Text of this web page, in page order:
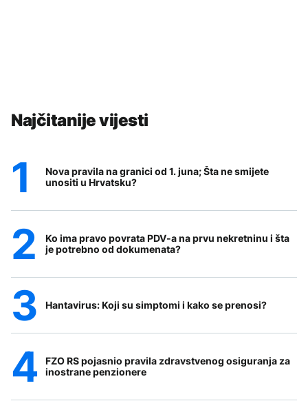
Najčitanije vijesti
Nova pravila na granici od 1. juna; Šta ne smijete
unositi u Hrvatsku?
Ko ima pravo povrata PDV-a na prvu nekretninu i šta
je potrebno od dokumenata?
Hantavirus: Koji su simptomi i kako se prenosi?
FZO RS pojasnio pravila zdravstvenog osiguranja za
inostrane penzionere